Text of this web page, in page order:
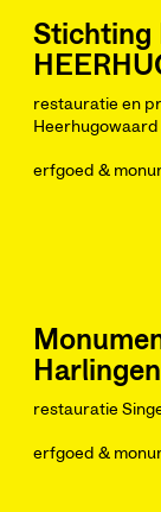
Stichting
restauratie en
Heerhugowaard
erfgoed &
Harlingen
restauratie
erfgoed &